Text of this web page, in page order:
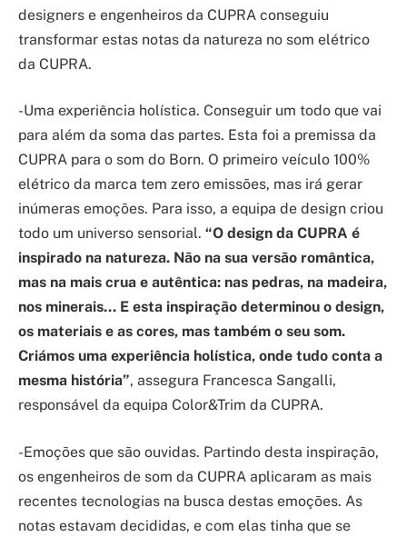
designers e engenheiros da CUPRA conseguiu
transformar estas notas da natureza no som elétrico
da CUPRA.
-Uma experiência holística. Conseguir um todo que vai
para além da soma das partes. Esta foi a premissa da
CUPRA para o som do Born. O primeiro veículo 100%
elétrico da marca tem zero emissões, mas irá gerar
inúmeras emoções. Para isso, a equipa de design criou
todo um universo sensorial. “O design da CUPRA é
inspirado na natureza. Não na sua versão romântica,
mas na mais crua e autêntica: nas pedras, na madeira,
nos minerais… E esta inspiração determinou o design,
os materiais e as cores, mas também o seu som.
Criámos uma experiência holística, onde tudo conta a
mesma história”, assegura Francesca Sangalli,
responsável da equipa Color&Trim da CUPRA.
-Emoções que são ouvidas. Partindo desta inspiração,
os engenheiros de som da CUPRA aplicaram as mais
recentes tecnologias na busca destas emoções. As
notas estavam decididas, e com elas tinha que se